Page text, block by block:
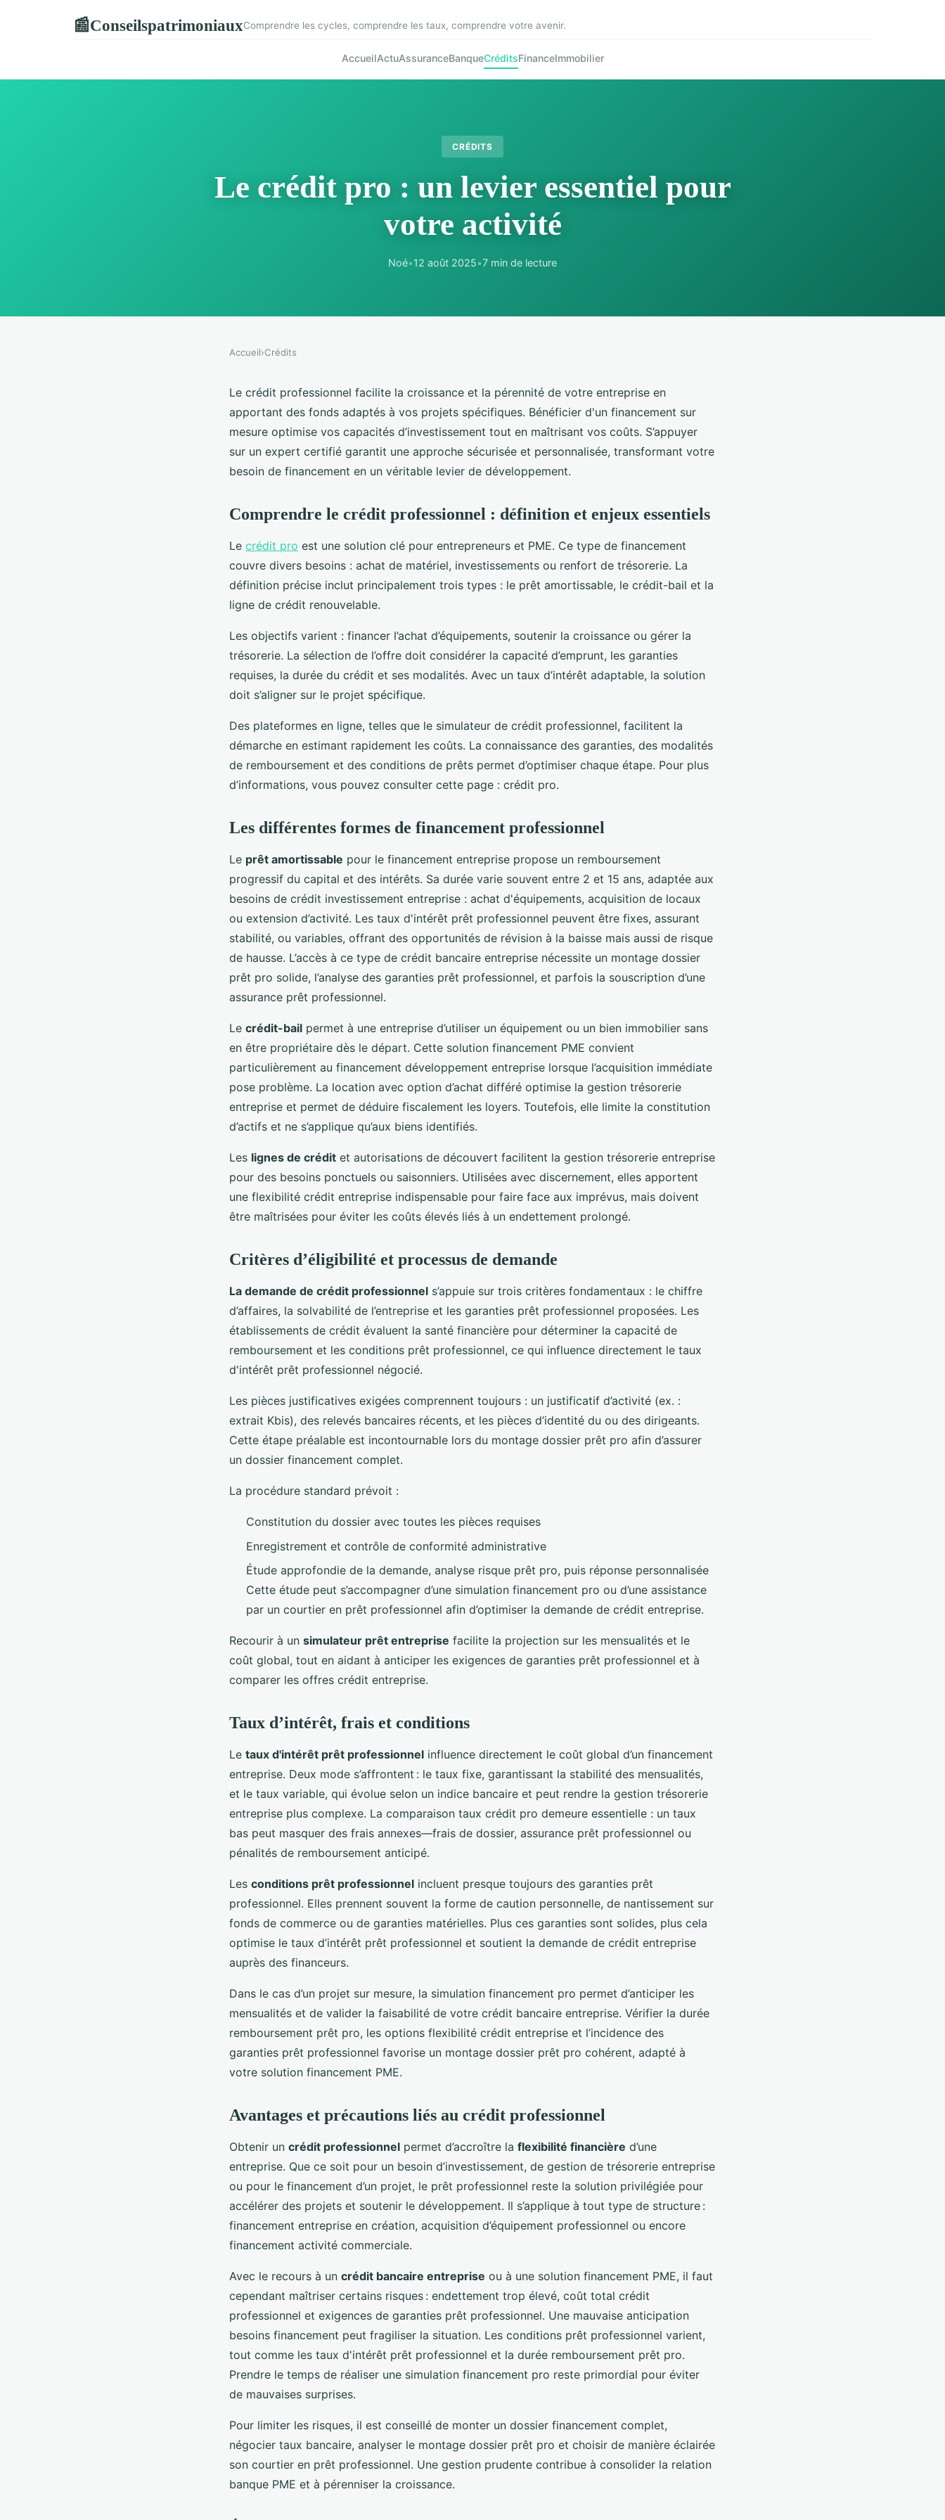
📰ConseilspatrimoniauxComprendre les cycles, comprendre les taux, comprendre votre avenir.
AccueilActuAssuranceBanqueCréditsFinanceImmobilier
CRÉDITS
Le crédit pro : un levier essentiel pour
votre activité
Noé•12 août 2025•7 min de lecture
Accueil›Crédits
Le crédit professionnel facilite la croissance et la pérennité de votre entreprise en
apportant des fonds adaptés à vos projets spécifiques. Bénéficier d'un financement sur
mesure optimise vos capacités d’investissement tout en maîtrisant vos coûts. S’appuyer
sur un expert certifié garantit une approche sécurisée et personnalisée, transformant votre
besoin de financement en un véritable levier de développement.
Comprendre le crédit professionnel : définition et enjeux essentiels
Le crédit pro est une solution clé pour entrepreneurs et PME. Ce type de financement
couvre divers besoins : achat de matériel, investissements ou renfort de trésorerie. La
définition précise inclut principalement trois types : le prêt amortissable, le crédit-bail et la
ligne de crédit renouvelable.
Les objectifs varient : financer l’achat d’équipements, soutenir la croissance ou gérer la
trésorerie. La sélection de l’offre doit considérer la capacité d’emprunt, les garanties
requises, la durée du crédit et ses modalités. Avec un taux d’intérêt adaptable, la solution
doit s’aligner sur le projet spécifique.
Des plateformes en ligne, telles que le simulateur de crédit professionnel, facilitent la
démarche en estimant rapidement les coûts. La connaissance des garanties, des modalités
de remboursement et des conditions de prêts permet d’optimiser chaque étape. Pour plus
d’informations, vous pouvez consulter cette page : crédit pro.
Les différentes formes de financement professionnel
Le prêt amortissable pour le financement entreprise propose un remboursement
progressif du capital et des intérêts. Sa durée varie souvent entre 2 et 15 ans, adaptée aux
besoins de crédit investissement entreprise : achat d'équipements, acquisition de locaux
ou extension d’activité. Les taux d'intérêt prêt professionnel peuvent être fixes, assurant
stabilité, ou variables, offrant des opportunités de révision à la baisse mais aussi de risque
de hausse. L’accès à ce type de crédit bancaire entreprise nécessite un montage dossier
prêt pro solide, l’analyse des garanties prêt professionnel, et parfois la souscription d’une
assurance prêt professionnel.
Le crédit-bail permet à une entreprise d’utiliser un équipement ou un bien immobilier sans
en être propriétaire dès le départ. Cette solution financement PME convient
particulièrement au financement développement entreprise lorsque l’acquisition immédiate
pose problème. La location avec option d’achat différé optimise la gestion trésorerie
entreprise et permet de déduire fiscalement les loyers. Toutefois, elle limite la constitution
d’actifs et ne s’applique qu’aux biens identifiés.
Les lignes de crédit et autorisations de découvert facilitent la gestion trésorerie entreprise
pour des besoins ponctuels ou saisonniers. Utilisées avec discernement, elles apportent
une flexibilité crédit entreprise indispensable pour faire face aux imprévus, mais doivent
être maîtrisées pour éviter les coûts élevés liés à un endettement prolongé.
Critères d’éligibilité et processus de demande
La demande de crédit professionnel s’appuie sur trois critères fondamentaux : le chiffre
d’affaires, la solvabilité de l’entreprise et les garanties prêt professionnel proposées. Les
établissements de crédit évaluent la santé financière pour déterminer la capacité de
remboursement et les conditions prêt professionnel, ce qui influence directement le taux
d'intérêt prêt professionnel négocié.
Les pièces justificatives exigées comprennent toujours : un justificatif d’activité (ex. :
extrait Kbis), des relevés bancaires récents, et les pièces d’identité du ou des dirigeants.
Cette étape préalable est incontournable lors du montage dossier prêt pro afin d’assurer
un dossier financement complet.
La procédure standard prévoit :
Constitution du dossier avec toutes les pièces requises
Enregistrement et contrôle de conformité administrative
Étude approfondie de la demande, analyse risque prêt pro, puis réponse personnalisée
Cette étude peut s’accompagner d’une simulation financement pro ou d’une assistance
par un courtier en prêt professionnel afin d’optimiser la demande de crédit entreprise.
Recourir à un simulateur prêt entreprise facilite la projection sur les mensualités et le
coût global, tout en aidant à anticiper les exigences de garanties prêt professionnel et à
comparer les offres crédit entreprise.
Taux d’intérêt, frais et conditions
Le taux d'intérêt prêt professionnel influence directement le coût global d’un financement
entreprise. Deux mode s’affrontent : le taux fixe, garantissant la stabilité des mensualités,
et le taux variable, qui évolue selon un indice bancaire et peut rendre la gestion trésorerie
entreprise plus complexe. La comparaison taux crédit pro demeure essentielle : un taux
bas peut masquer des frais annexes—frais de dossier, assurance prêt professionnel ou
pénalités de remboursement anticipé.
Les conditions prêt professionnel incluent presque toujours des garanties prêt
professionnel. Elles prennent souvent la forme de caution personnelle, de nantissement sur
fonds de commerce ou de garanties matérielles. Plus ces garanties sont solides, plus cela
optimise le taux d’intérêt prêt professionnel et soutient la demande de crédit entreprise
auprès des financeurs.
Dans le cas d’un projet sur mesure, la simulation financement pro permet d’anticiper les
mensualités et de valider la faisabilité de votre crédit bancaire entreprise. Vérifier la durée
remboursement prêt pro, les options flexibilité crédit entreprise et l’incidence des
garanties prêt professionnel favorise un montage dossier prêt pro cohérent, adapté à
votre solution financement PME.
Avantages et précautions liés au crédit professionnel
Obtenir un crédit professionnel permet d’accroître la flexibilité financière d’une
entreprise. Que ce soit pour un besoin d’investissement, de gestion de trésorerie entreprise
ou pour le financement d’un projet, le prêt professionnel reste la solution privilégiée pour
accélérer des projets et soutenir le développement. Il s’applique à tout type de structure :
financement entreprise en création, acquisition d’équipement professionnel ou encore
financement activité commerciale.
Avec le recours à un crédit bancaire entreprise ou à une solution financement PME, il faut
cependant maîtriser certains risques : endettement trop élevé, coût total crédit
professionnel et exigences de garanties prêt professionnel. Une mauvaise anticipation
besoins financement peut fragiliser la situation. Les conditions prêt professionnel varient,
tout comme les taux d'intérêt prêt professionnel et la durée remboursement prêt pro.
Prendre le temps de réaliser une simulation financement pro reste primordial pour éviter
de mauvaises surprises.
Pour limiter les risques, il est conseillé de monter un dossier financement complet,
négocier taux bancaire, analyser le montage dossier prêt pro et choisir de manière éclairée
son courtier en prêt professionnel. Une gestion prudente contribue à consolider la relation
banque PME et à pérenniser la croissance.